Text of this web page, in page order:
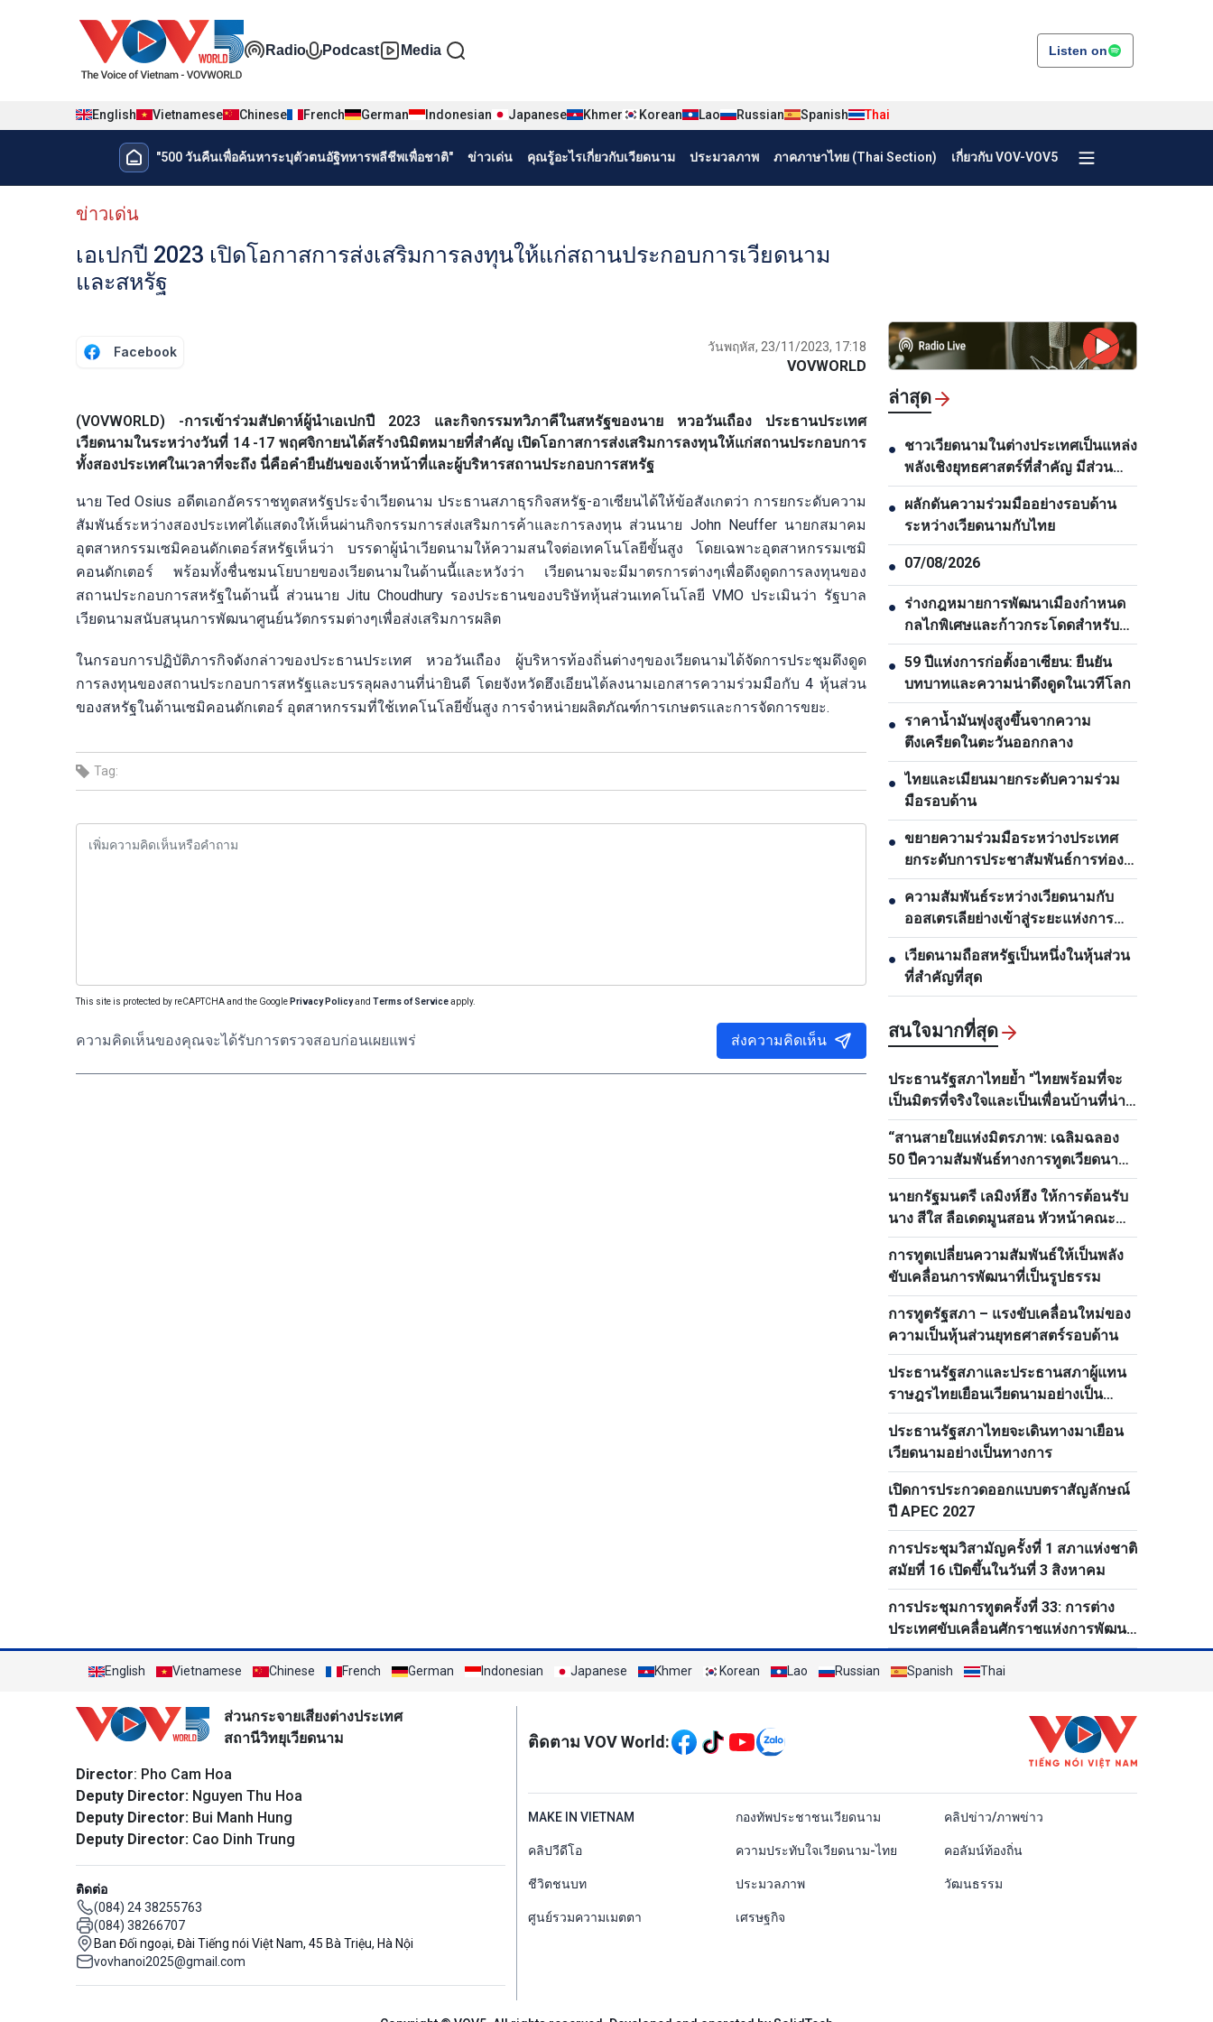
Đa phương tiện tiếng Thái
Radio Podcast Media Listen on
English Vietnamese Chinese French German Indonesian Japanese Khmer Korean Lao Russian Spanish Thai
Menu trang chủ tiếng Thái
"500 วันคืนเพื่อค้นหาระบุตัวตนอัฐิทหารพลีชีพเพื่อชาติ" ข่าวเด่น คุณรู้อะไรเกี่ยวกับเวียดนาม ประมวลภาพ ภาคภาษาไทย (Thai Section) เกี่ยวกับ VOV-VOV5
Menu phụ tiếng Thái
ข่าวเด่น
เอเปกปี 2023 เปิดโอกาสการส่งเสริมการลงทุนให้แก่สถานประกอบการเวียดนาม
และสหรัฐ
Facebook วันพฤหัส, 23/11/2023, 17:18
VOVWORLD
(VOVWORLD) -การเข้าร่วมสัปดาห์ผู้นำเอเปกปี 2023 และกิจกรรมทวิภาคีในสหรัฐของนาย หวอวันเถือง ประธานประเทศ
เวียดนามในระหว่างวันที่ 14 -17 พฤศจิกายนได้สร้างนิมิตหมายที่สำคัญ เปิดโอกาสการส่งเสริมการลงทุนให้แก่สถานประกอบการ
ทั้งสองประเทศในเวลาที่จะถึง นี่คือคำยืนยันของเจ้าหน้าที่และผู้บริหารสถานประกอบการสหรัฐ
นาย Ted Osius อดีตเอกอัครราชทูตสหรัฐประจำเวียดนาม ประธานสภาธุรกิจสหรัฐ-อาเซียนได้ให้ข้อสังเกตว่า การยกระดับความ
สัมพันธ์ระหว่างสองประเทศได้แสดงให้เห็นผ่านกิจกรรมการส่งเสริมการค้าและการลงทุน ส่วนนาย John Neuffer นายกสมาคม
อุตสาหกรรมเซมิคอนดักเตอร์สหรัฐเห็นว่า บรรดาผู้นำเวียดนามให้ความสนใจต่อเทคโนโลยีขั้นสูง โดยเฉพาะอุตสาหกรรมเซมิ
คอนดักเตอร์ พร้อมทั้งชื่นชมนโยบายของเวียดนามในด้านนี้และหวังว่า เวียดนามจะมีมาตรการต่างๆเพื่อดึงดูดการลงทุนของ
สถานประกอบการสหรัฐในด้านนี้ ส่วนนาย Jitu Choudhury รองประธานของบริษัทหุ้นส่วนเทคโนโลยี VMO ประเมินว่า รัฐบาล
เวียดนามสนับสนุนการพัฒนาศูนย์นวัตกรรมต่างๆเพื่อส่งเสริมการผลิต
ในกรอบการปฏิบัติภารกิจดังกล่าวของประธานประเทศ หวอวันเถือง ผู้บริหารท้องถิ่นต่างๆของเวียดนามได้จัดการประชุมดึงดูด
การลงทุนของสถานประกอบการสหรัฐและบรรลุผลงานที่น่ายินดี โดยจังหวัดฮึงเอียนได้ลงนามเอกสารความร่วมมือกับ 4 หุ้นส่วน
ของสหรัฐในด้านเซมิคอนดักเตอร์ อุตสาหกรรมที่ใช้เทคโนโลยีขั้นสูง การจำหน่ายผลิตภัณฑ์การเกษตรและการจัดการขยะ.
Tag:
This site is protected by reCAPTCHA and the Google Privacy Policyand Terms of Serviceapply.
ความคิดเห็นของคุณจะได้รับการตรวจสอบก่อนเผยแพร่ ส่งความคิดเห็น
ล่าสุด
● ชาวเวียดนามในต่างประเทศเป็นแหล่ง
พลังเชิงยุทธศาสตร์ที่สำคัญ มีส่วน
ช่วยยกระดับพลังรวมของชาติ
● ผลักดันความร่วมมืออย่างรอบด้าน
ระหว่างเวียดนามกับไทย
● 07/08/2026
● ร่างกฎหมายการพัฒนาเมืองกำหนด
กลไกพิเศษและก้าวกระโดดสำหรับ
นครโฮจิมินห์
● 59 ปีแห่งการก่อตั้งอาเซียน: ยืนยัน
บทบาทและความน่าดึงดูดในเวทีโลก
● ราคาน้ำมันพุ่งสูงขึ้นจากความ
ตึงเครียดในตะวันออกกลาง
● ไทยและเมียนมายกระดับความร่วม
มือรอบด้าน
● ขยายความร่วมมือระหว่างประเทศ
ยกระดับการประชาสัมพันธ์การท่อง
เที่ยวเวียดนาม
● ความสัมพันธ์ระหว่างเวียดนามกับ
ออสเตรเลียย่างเข้าสู่ระยะแห่งการ
พัฒนาใหม่
● เวียดนามถือสหรัฐเป็นหนึ่งในหุ้นส่วน
ที่สำคัญที่สุด
สนใจมากที่สุด
ประธานรัฐสภาไทยย้ำ "ไทยพร้อมที่จะ
เป็นมิตรที่จริงใจและเป็นเพื่อนบ้านที่น่า
ไว้วางใจของเวียดนามเสมอ"
“สานสายใยแห่งมิตรภาพ: เฉลิมฉลอง
50 ปีความสัมพันธ์ทางการทูตเวียดนาม–
ไทย”
นายกรัฐมนตรี เลมิงห์ฮึง ให้การต้อนรับ
นาง สีใส ลือเดดมูนสอน หัวหน้าคณะ
กรรมการด้านบุคลากรส่วนกลางพรรค
ประชาชนปฏิวัติลาว
การทูตเปลี่ยนความสัมพันธ์ให้เป็นพลัง
ขับเคลื่อนการพัฒนาที่เป็นรูปธรรม
การทูตรัฐสภา – แรงขับเคลื่อนใหม่ของ
ความเป็นหุ้นส่วนยุทธศาสตร์รอบด้าน
ประธานรัฐสภาและประธานสภาผู้แทน
ราษฎรไทยเยือนเวียดนามอย่างเป็น
ทางการ
ประธานรัฐสภาไทยจะเดินทางมาเยือน
เวียดนามอย่างเป็นทางการ
เปิดการประกวดออกแบบตราสัญลักษณ์
ปี APEC 2027
การประชุมวิสามัญครั้งที่ 1 สภาแห่งชาติ
สมัยที่ 16 เปิดขึ้นในวันที่ 3 สิงหาคม
การประชุมการทูตครั้งที่ 33: การต่าง
ประเทศขับเคลื่อนศักราชแห่งการพัฒนา
ใหม่
English Vietnamese Chinese French German Indonesian Japanese Khmer Korean Lao Russian Spanish Thai
ส่วนกระจายเสียงต่างประเทศ
สถานีวิทยุเวียดนาม
Director: Pho Cam Hoa
Deputy Director: Nguyen Thu Hoa
Deputy Director: Bui Manh Hung
Deputy Director: Cao Dinh Trung
ติดต่อ
(084) 24 38255763
(084) 38266707
Ban Đối ngoại, Đài Tiếng nói Việt Nam, 45 Bà Triệu, Hà Nội
vovhanoi2025@gmail.com
Mạng xã hội
ติดตาม VOV World:
menu footer tiếng Thái
MAKE IN VIETNAM กองทัพประชาชนเวียดนาม คลิปข่าว/ภาพข่าว
คลิปวีดีโอ ความประทับใจเวียดนาม-ไทย คอลัมน์ท้องถิ่น
ชีวิตชนบท ประมวลภาพ วัฒนธรรม
ศูนย์รวมความเมตตา เศรษฐกิจ